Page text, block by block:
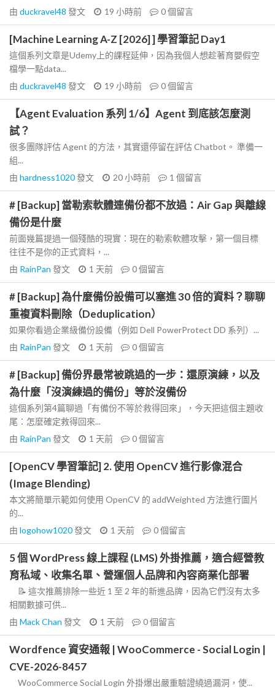
由 duckravel48 發文 19 小時前 0個留言
[Machine Learning A-Z [2026] ] 學習筆記 Day1
這個系列文章是Udemy上的課程延伸，因為我個人想趁著育嬰假空
檔學一點data...
由 duckravel48 發文 19 小時前 0個留言
【Agent Evaluation 系列 1/6】Agent 到底該怎麼測
試？
很多團隊評估 Agent 的方法，其實還停留在評估 Chatbot。 準備一
組...
由 hardness1020發文 20 小時前 1 個留言
# [Backup] 當勒索軟體連備份都不放過：Air Gap 與離線
備份是什麼
前面幾篇提過一個殘酷的現實：現在的勒索軟體攻擊，第一個目標
往往不是你的正式資料，...
由 RainPan 發文 1 天前 0個留言
# [Backup] 為什麼備份設備可以塞進 30 倍的資料？聊聊
重複資料刪除（Deduplication）
如果你看過企業級備份設備（例如 Dell PowerProtect DD 系列）...
由 RainPan 發文 1 天前 0個留言
# [Backup] 備份界最常被跳過的一步：還原演練，以及
為什麼「沒演練過的備份」等於沒備份
這個系列第4篇聊過「有備份不等於救得回來」，今天把這個主題收
尾：怎麼確定救得回來...
由 RainPan 發文 1 天前 0個留言
[OpenCV 學習筆記] 2. 使用 OpenCV 進行影像混合
(Image Blending)
本文將簡單示範如何使用 OpenCV 的 addWeighted 方法進行圖片
的...
由 logohow1020發文 1 天前 0個留言
5 個 WordPress 線上課程 (LMS) 外掛推薦，適合經營教
育私域、收集名單、營運個人品牌和內容商業化部署
📝 這次推薦排除一些近 1 至 2 年的新進品牌，因為它們沒有太多
相關數據可供...
由 Mack Chan 發文 1 天前 0個留言
Wordfence 資安通報 | WooCommerce - Social Login |
CVE-2026-8457
WooCommerce Social Login 外掛爆出嚴重驗證繞過漏洞，使...